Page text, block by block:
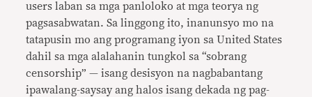
users laban sa mga panloloko at mga teorya ng
pagsasabwatan. Sa linggong ito, inanunsyo mo na
tatapusin mo ang programang iyon sa United States
dahil sa mga alalahanin tungkol sa “sobrang
censorship” — isang desisyon na nagbabantang
ipawalang-saysay ang halos isang dekada ng pag-